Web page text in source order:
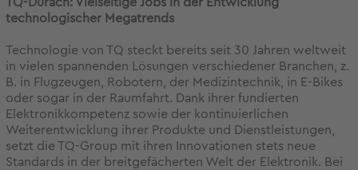
TQ-Durach: Vielseitige Jobs in der Entwicklung
technologischer Megatrends
Technologie von TQ steckt bereits seit 30 Jahren weltweit
in vielen spannenden Lösungen verschiedener Branchen, z.
B. in Flugzeugen, Robotern, der Medizintechnik, in E-Bikes
oder sogar in der Raumfahrt. Dank ihrer fundierten
Elektronikkompetenz sowie der kontinuierlichen
Weiterentwicklung ihrer Produkte und Dienstleistungen,
setzt die TQ-Group mit ihren Innovationen stets neue
Standards in der breitgefächerten Welt der Elektronik. Bei